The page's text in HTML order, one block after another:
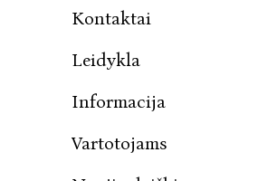
Kontaktai
Leidykla
Informacija
Vartotojams